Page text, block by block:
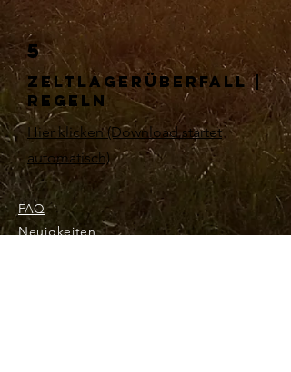
5
Zeltlagerüberfall |
Regeln
Hier klicken (Download startet
automatisch)
FAQ
Neuigkeiten